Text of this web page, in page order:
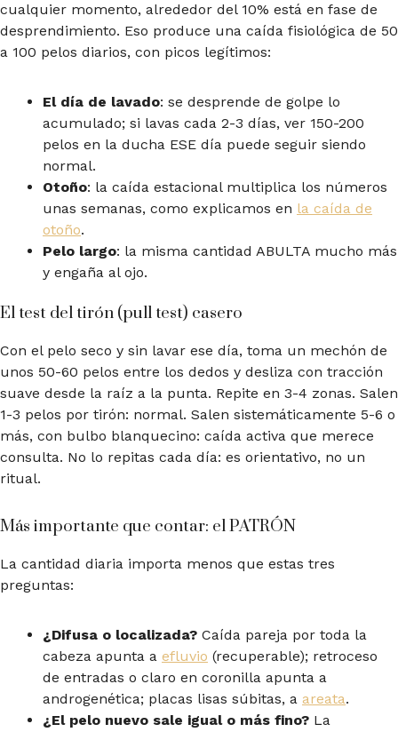
cualquier momento, alrededor del 10% está en fase de
desprendimiento. Eso produce una caída fisiológica de 50
a 100 pelos diarios, con picos legítimos:
El día de lavado: se desprende de golpe lo
acumulado; si lavas cada 2-3 días, ver 150-200
pelos en la ducha ESE día puede seguir siendo
normal.
Otoño: la caída estacional multiplica los números
unas semanas, como explicamos en la caída de
otoño.
Pelo largo: la misma cantidad ABULTA mucho más
y engaña al ojo.
El test del tirón (pull test) casero
Con el pelo seco y sin lavar ese día, toma un mechón de
unos 50-60 pelos entre los dedos y desliza con tracción
suave desde la raíz a la punta. Repite en 3-4 zonas. Salen
1-3 pelos por tirón: normal. Salen sistemáticamente 5-6 o
más, con bulbo blanquecino: caída activa que merece
consulta. No lo repitas cada día: es orientativo, no un
ritual.
Más importante que contar: el PATRÓN
La cantidad diaria importa menos que estas tres
preguntas:
¿Difusa o localizada? Caída pareja por toda la
cabeza apunta a efluvio (recuperable); retroceso
de entradas o claro en coronilla apunta a
androgenética; placas lisas súbitas, a areata.
¿El pelo nuevo sale igual o más fino? La